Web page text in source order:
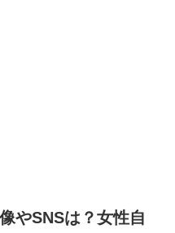
やSNSは？女性自